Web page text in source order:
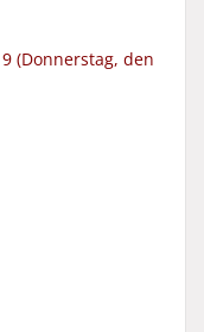
(Donnerstag, den